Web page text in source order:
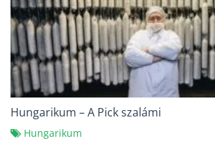
Hungarikum – A Pick szalámi
Hungarikum